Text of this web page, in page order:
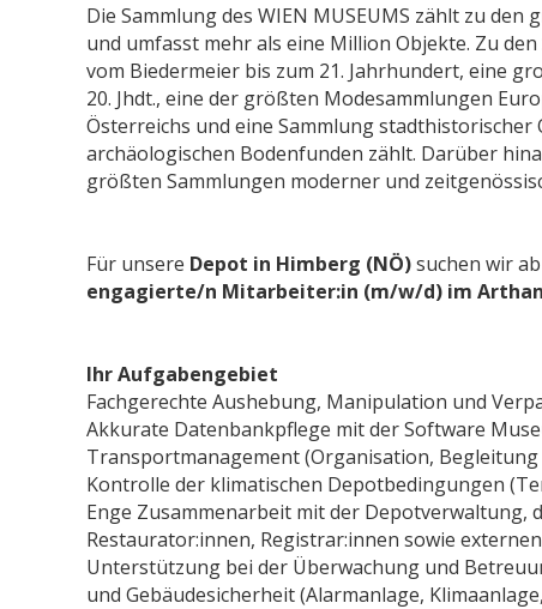
Die Sammlung des WIEN MUSEUMS zählt zu
und umfasst mehr als eine Million Objekte. Zu
vom Biedermeier bis zum 21. Jahrhundert, eine
20. Jhdt., eine der größten Modesammlungen
Österreichs und eine Sammlung
archäologischen Bodenfunden zählt. Darüber
größten Sammlungen moderner und
Für unsere Depot in Himberg (NÖ)suchen wir
engagierte/n Mitarbeiter:in (m/w/d) im
Ihr Aufgabengebiet
Fachgerechte Aushebung, Manipulation und
Akkurate Datenbankpflege mit der Software
Transportmanagement (Organisation,
Kontrolle der klimatischen Depotbedingungen
Enge Zusammenarbeit mit der Depotverwaltung,
Restaurator:innen, Registrar:innen sowie
Unterstützung bei der Überwachung und
und Gebäudesicherheit (Alarmanlage,